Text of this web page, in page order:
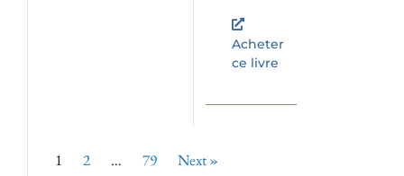
Acheter
ce livre
1 2 … 79 Next »